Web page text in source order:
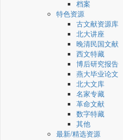
档案
特色资源
古文献资源库
北大讲座
晚清民国文献
西文特藏
博后研究报告
燕大毕业论文
北大文库
名家专藏
革命文献
数字特藏
其他
最新/精选资源